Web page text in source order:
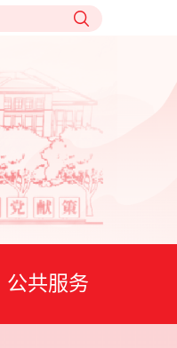
公共服务